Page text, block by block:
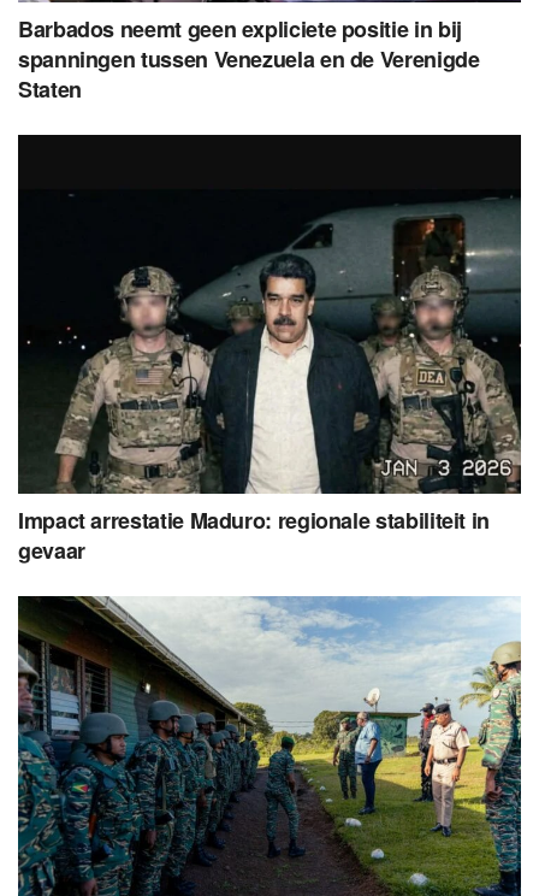
Barbados neemt geen expliciete positie in bij
spanningen tussen Venezuela en de Verenigde
Staten
Impact arrestatie Maduro: regionale stabiliteit in
gevaar